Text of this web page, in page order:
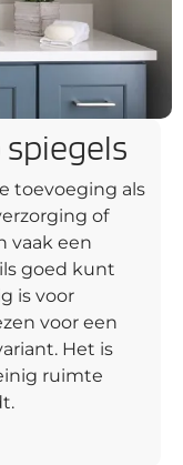
toevoeging als
of
vaak een
goed kunt
is voor
voor een
Het is
ruimte